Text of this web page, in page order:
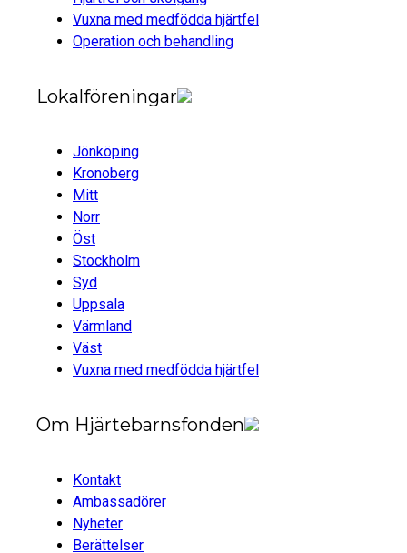
Vuxna med medfödda hjärtfel
Operation och behandling
Lokalföreningar
Jönköping
Kronoberg
Mitt
Norr
Öst
Stockholm
Syd
Uppsala
Värmland
Väst
Vuxna med medfödda hjärtfel
Om Hjärtebarnsfonden
Kontakt
Ambassadörer
Nyheter
Berättelser